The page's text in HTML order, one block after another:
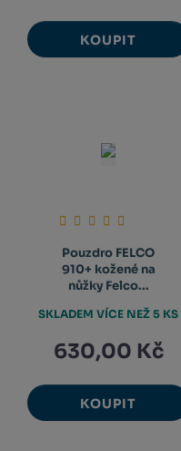
KOUPIT
Pouzdro FELCO
910+ kožené na
nůžky Felco...
630,00 Kč
KOUPIT
SKLADEM VÍCE NEŽ 5 KS